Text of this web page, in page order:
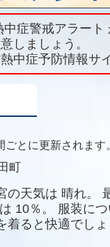
症警戒アラート
しましょう。
中症予防情報サ
とに更新されます
町
の天気は 晴れ。
10％。 服装につ
着ると快適でしょ